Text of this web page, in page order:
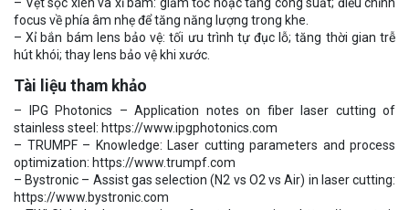
focus về phía âm nhẹ để tăng năng lượng trong khe.
– Xỉ bắn bám lens bảo vệ: tối ưu trình tự đục lỗ; tăng thời gian trễ
hút khói; thay lens bảo vệ khi xước.
Tài liệu tham khảo
– IPG Photonics – Application notes on fiber laser cutting of
stainless steel: https://www.ipgphotonics.com
– TRUMPF – Knowledge: Laser cutting parameters and process
optimization: https://www.trumpf.com
– Bystronic – Assist gas selection (N2 vs O2 vs Air) in laser cutting:
https://www.bystronic.com